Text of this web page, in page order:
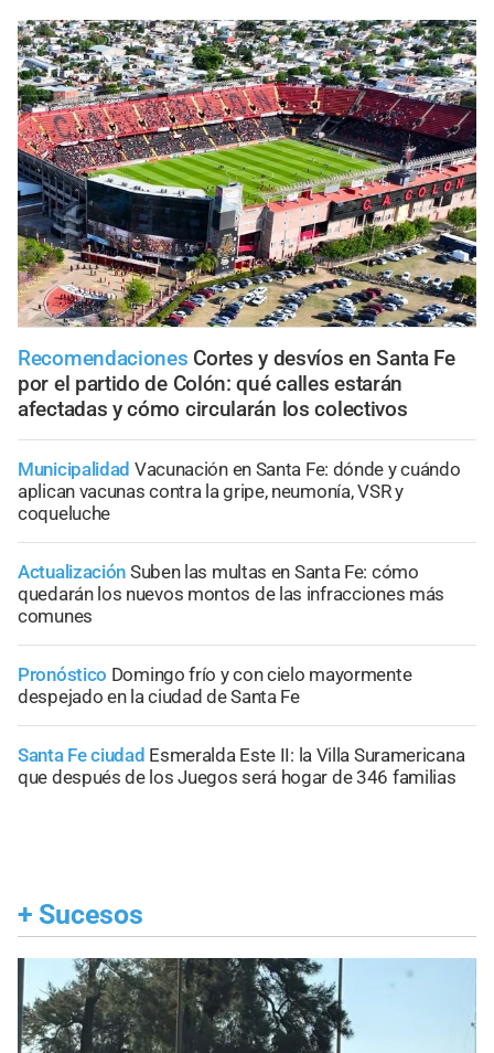
Recomendaciones Cortes y desvíos en Santa Fe
por el partido de Colón: qué calles estarán
afectadas y cómo circularán los colectivos
Municipalidad Vacunación en Santa Fe: dónde y cuándo
aplican vacunas contra la gripe, neumonía, VSR y
coqueluche
Actualización Suben las multas en Santa Fe: cómo
quedarán los nuevos montos de las infracciones más
comunes
Pronóstico Domingo frío y con cielo mayormente
despejado en la ciudad de Santa Fe
Santa Fe ciudad Esmeralda Este II: la Villa Suramericana
que después de los Juegos será hogar de 346 familias
+ Sucesos